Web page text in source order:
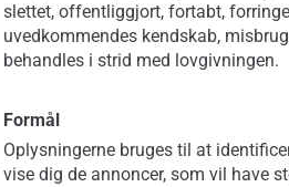
slettet, offentliggjort, fortabt,
uvedkommendes kendskab,
behandles i strid med lovgivningen.
Formål
Oplysningerne bruges til at
vise dig de annoncer, som vil have